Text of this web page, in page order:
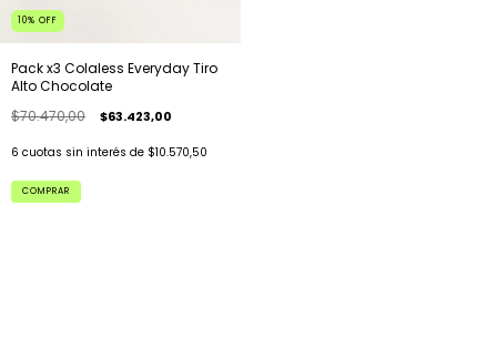
10% OFF
Pack x3 Colaless Everyday Tiro
Alto Chocolate
$70.470,00
$63.423,00
6 cuotas sin interés de $10.570,50
COMPRAR